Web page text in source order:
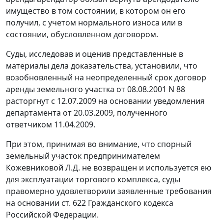
имущество в том состоянии, в котором он его
получил, с учетом нормального износа или в
состоянии, обусловленном договором.
Суды, исследовав и оценив представленные в
материалы дела доказательства, установили, что
возобновленный на неопределенный срок договор
аренды земельного участка от 08.08.2001 N 88
расторгнут с 12.07.2009 на основании уведомления
департамента от 20.03.2009, полученного
ответчиком 11.04.2009.
При этом, принимая во внимание, что спорный
земельный участок предпринимателем
Кожевниковой Л.Д. не возвращен и используется ею
для эксплуатации торгового комплекса, суды
правомерно удовлетворили заявленные требования
на основании ст. 622 Гражданского кодекса
Российской Федерации.